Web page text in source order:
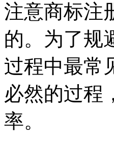
注意商标注
的。为了规
过程中最常
必然的过程
率。